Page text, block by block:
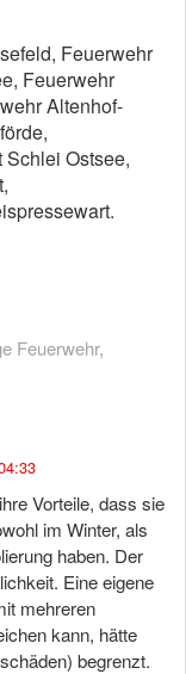
Feuerwehr
Feuerwehr
Altenhof-
Schlei Ostsee,
Feuerwehr,
Vorteile, dass sie
im Winter, als
haben. Der
Eine eigene
mehreren
kann, hätte
begrenzt.